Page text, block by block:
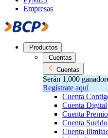
Empresas
Productos
Cuentas
Cuentas
Serán 1,000
Regístrate aquí
Cuenta
Cuenta Digital
Cuenta Premio
Cuenta Sueldo
Cuenta